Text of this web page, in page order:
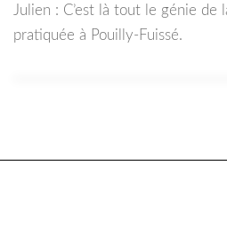
Julien : C’est là tout le génie de
pratiquée à Pouilly-Fuissé.